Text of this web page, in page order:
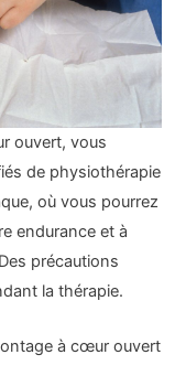
ouvert, vous
de physiothérapie
où vous pourrez
endurance et à
précautions
la thérapie.
à cœur ouvert